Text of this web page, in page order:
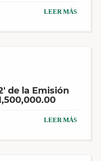
LEER MÁS
de la Emisión
LEER MÁS